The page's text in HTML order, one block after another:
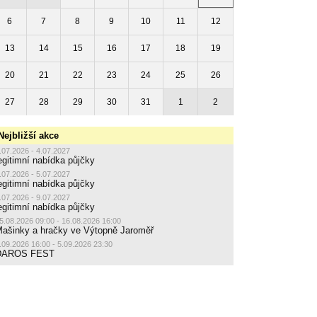
6 7 8 9 10 11 12
13 14 15 16 17 18 19
20 21 22 23 24 25 26
27 28 29 30 31 1 2
Nejbližší akce
- 4.07.2027
nabídka půjčky
- 5.07.2027
nabídka půjčky
- 9.07.2027
nabídka půjčky
09:00 - 16.08.2026 16:00
a hračky ve Výtopně Jaroměř
16:00 - 5.09.2026 23:30
FEST